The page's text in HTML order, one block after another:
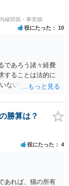
縁関係・事実婚
役にたった 10
であろう諸々経費
することは法的に
ない場合には，彼
勝算は？
役にたった 4
あれば、猫の所有